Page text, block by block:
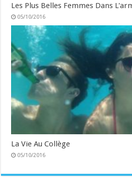
Les Plus Belles Femmes Dans
05/10/2016
La Vie Au Collège
05/10/2016